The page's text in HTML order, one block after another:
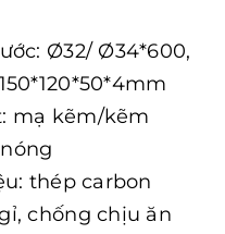
Ø32/ Ø34*600,
mạ kẽm/kẽm
thép carbon
chống chịu ăn